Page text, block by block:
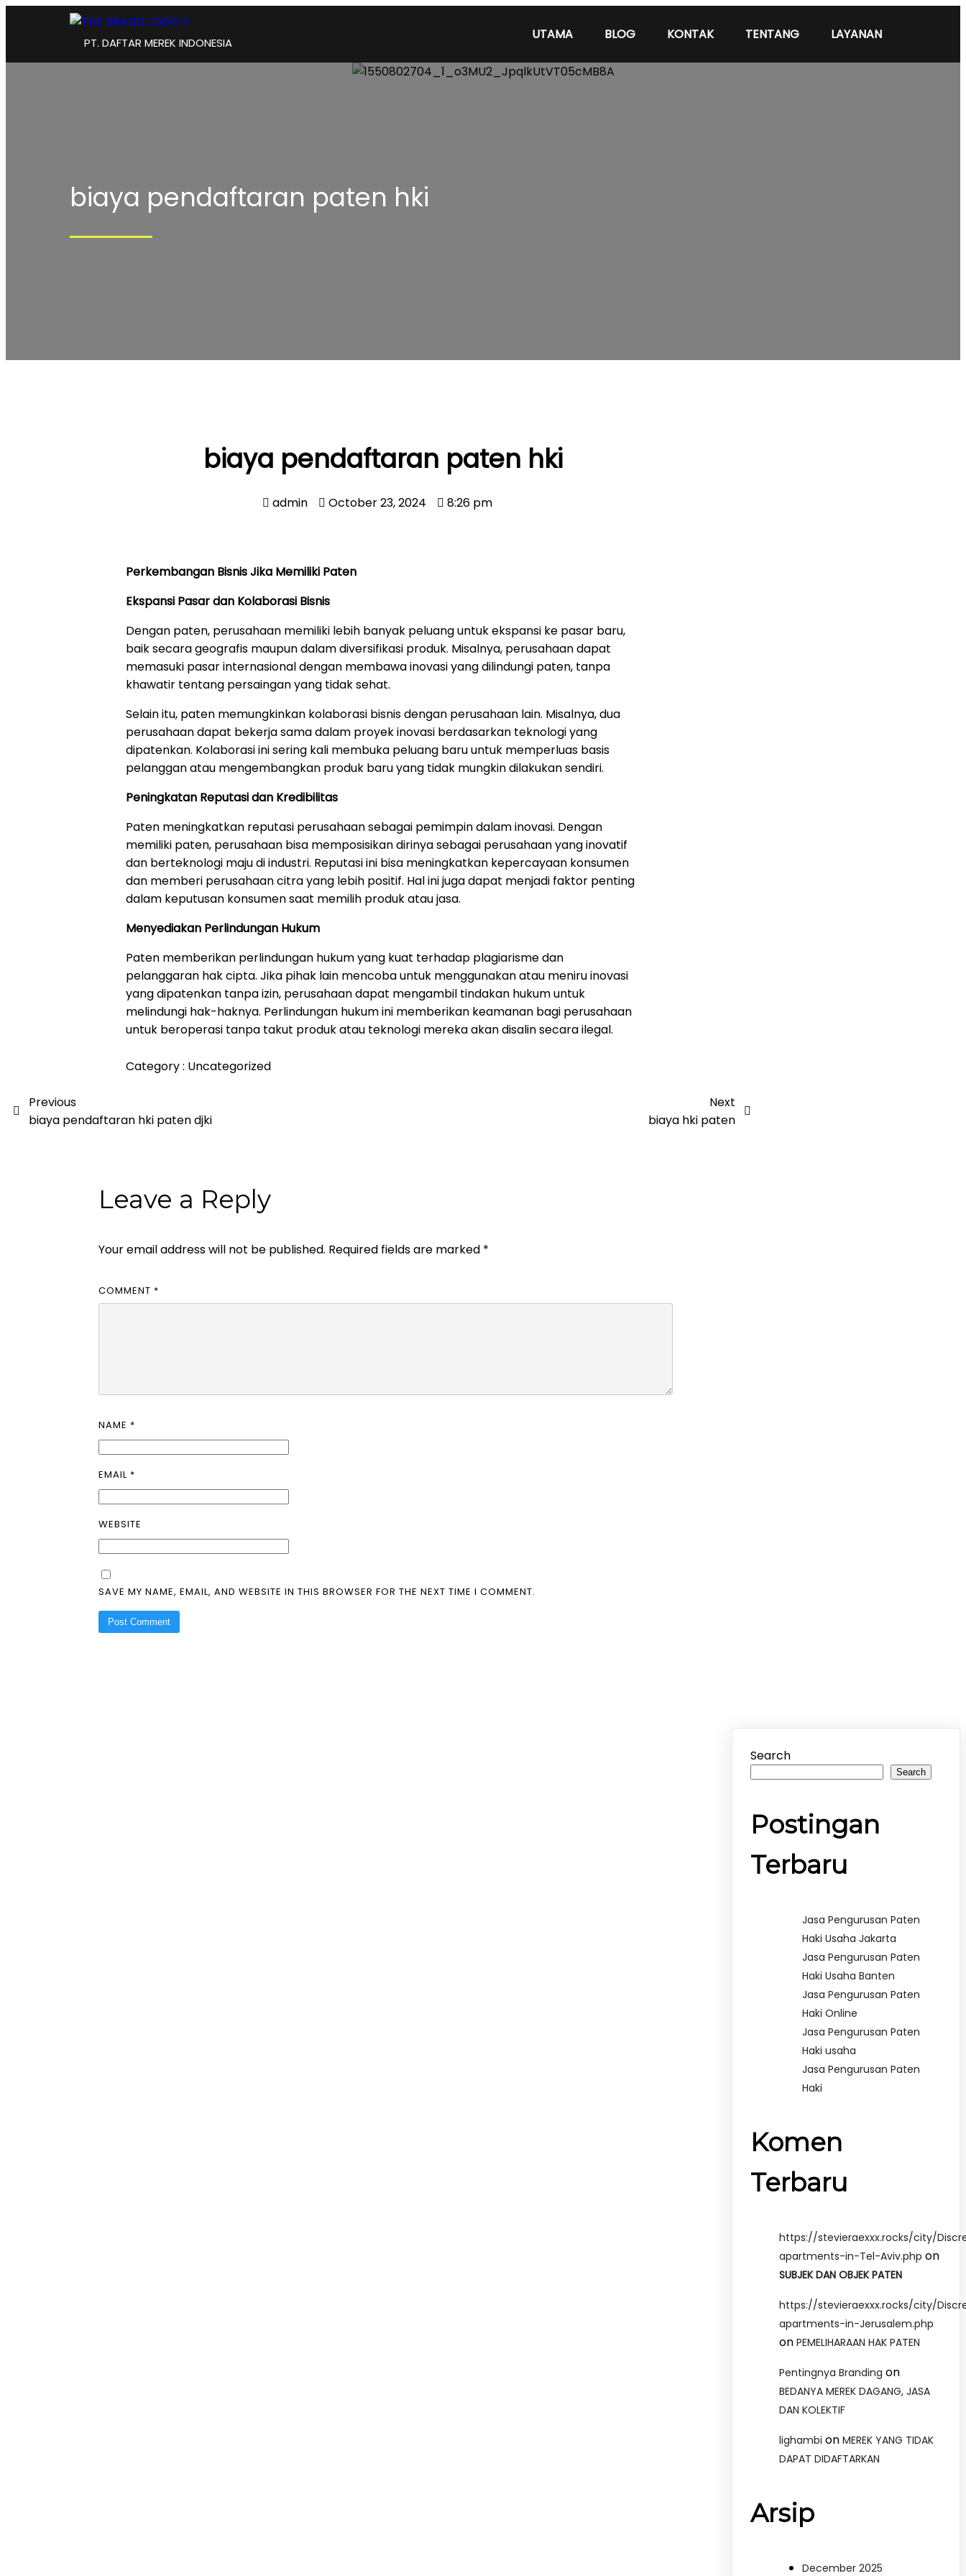
PT. DAFTAR MEREK INDONESIA
UTAMA BLOG KONTAK TENTANG LAYANAN
biaya pendaftaran paten hki
biaya pendaftaran paten hki
admin October 23, 2024 8:26 pm
Perkembangan Bisnis Jika Memiliki Paten
Ekspansi Pasar dan Kolaborasi Bisnis
Dengan paten, perusahaan memiliki lebih banyak peluang untuk ekspansi ke pasar baru,
baik secara geografis maupun dalam diversifikasi produk. Misalnya, perusahaan dapat
memasuki pasar internasional dengan membawa inovasi yang dilindungi paten, tanpa
khawatir tentang persaingan yang tidak sehat.
Selain itu, paten memungkinkan kolaborasi bisnis dengan perusahaan lain. Misalnya, dua
perusahaan dapat bekerja sama dalam proyek inovasi berdasarkan teknologi yang
dipatenkan. Kolaborasi ini sering kali membuka peluang baru untuk memperluas basis
pelanggan atau mengembangkan produk baru yang tidak mungkin dilakukan sendiri.
Peningkatan Reputasi dan Kredibilitas
Paten meningkatkan reputasi perusahaan sebagai pemimpin dalam inovasi. Dengan
memiliki paten, perusahaan bisa memposisikan dirinya sebagai perusahaan yang inovatif
dan berteknologi maju di industri. Reputasi ini bisa meningkatkan kepercayaan konsumen
dan memberi perusahaan citra yang lebih positif. Hal ini juga dapat menjadi faktor penting
dalam keputusan konsumen saat memilih produk atau jasa.
Menyediakan Perlindungan Hukum
Paten memberikan perlindungan hukum yang kuat terhadap plagiarisme dan
pelanggaran hak cipta. Jika pihak lain mencoba untuk menggunakan atau meniru inovasi
yang dipatenkan tanpa izin, perusahaan dapat mengambil tindakan hukum untuk
melindungi hak-haknya. Perlindungan hukum ini memberikan keamanan bagi perusahaan
untuk beroperasi tanpa takut produk atau teknologi mereka akan disalin secara ilegal.
Category : Uncategorized
Previous
biaya pendaftaran hki paten djki
Next
biaya hki paten
Leave a Reply
Your email address will not be published. Required fields are marked *
COMMENT *
NAME *
EMAIL *
WEBSITE
SAVE MY NAME, EMAIL, AND WEBSITE IN THIS BROWSER FOR THE NEXT TIME I COMMENT.
Search
Search
Postingan
Terbaru
Jasa Pengurusan Paten
Haki Usaha Jakarta
Jasa Pengurusan Paten
Haki Usaha Banten
Jasa Pengurusan Paten
Haki Online
Jasa Pengurusan Paten
Haki usaha
Jasa Pengurusan Paten
Haki
Komen
Terbaru
https://stevieraexxx.rocks/city/
apartments-in-Tel-Aviv.php on
SUBJEK DAN OBJEK PATEN
https://stevieraexxx.rocks/city/
apartments-in-Jerusalem.php
onPEMELIHARAAN HAK PATEN
Pentingnya Branding on
BEDANYA MEREK DAGANG, JASA
DAN KOLEKTIF
lighambi onMEREK YANG TIDAK
DAPAT DIDAFTARKAN
Arsip
December 2025